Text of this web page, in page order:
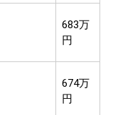
683万
円
674万
円